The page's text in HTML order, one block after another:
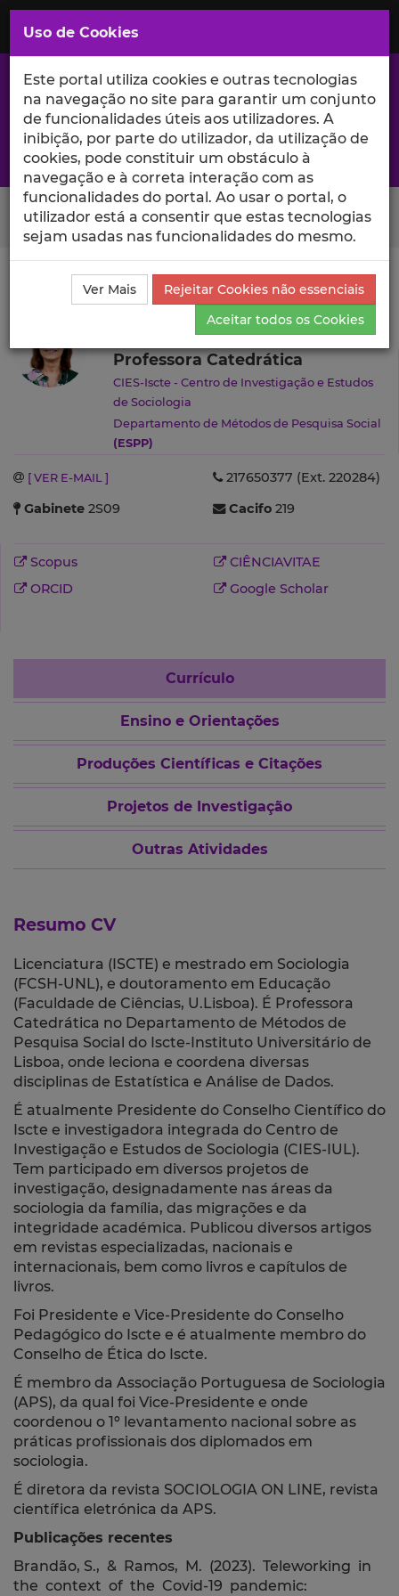
Saltar
para
Conteúdo
Principal
A excelência da investigação e ciência no Iscte
Search Button
Ciência_Iscte Autores Madalena Ramos Currículo
Madalena Ramos
Professora Catedrática
CIES-Iscte - Centro de Investigação e Estudos
de Sociologia
Departamento de Métodos de Pesquisa Social
(ESPP)
[ VER E-MAIL ]
217650377 (Ext. 220284)
Gabinete 2S09 Cacifo 219
Scopus
CIÊNCIAVITAE
ORCID
Google Scholar
Currículo
Ensino e Orientações
Produções Científicas e Citações
Projetos de Investigação
Outras Atividades
Resumo CV
Licenciatura (ISCTE) e mestrado em Sociologia
(FCSH-UNL), e doutoramento em Educação
(Faculdade de Ciências, U.Lisboa). É Professora
Catedrática no Departamento de Métodos de
Pesquisa Social do Iscte-Instituto Universitário de
Lisboa, onde leciona e coordena diversas
disciplinas de Estatística e Análise de Dados.
É atualmente Presidente do Conselho Científico do
Iscte e investigadora integrada do Centro de
Investigação e Estudos de Sociologia (CIES-IUL).
Tem participado em diversos projetos de
investigação, designadamente nas áreas da
sociologia da família, das migrações e da
integridade académica. Publicou diversos artigos
em revistas especializadas, nacionais e
internacionais, bem como livros e capítulos de
livros.
Foi Presidente e Vice-Presidente do Conselho
Pedagógico do Iscte e é atualmente membro do
Conselho de Ética do Iscte.
É membro da Associação Portuguesa de Sociologia
(APS), da qual foi Vice-Presidente e onde
coordenou o 1º levantamento nacional sobre as
práticas profissionais dos diplomados em
sociologia.
É diretora da revista SOCIOLOGIA ON LINE, revista
científica eletrónica da APS.
Publicações recentes
Brandão, S., & Ramos, M. (2023). Teleworking in
the context of the Covid-19 pandemic:
Uso de Cookies
Este portal utiliza cookies e outras tecnologias
na navegação no site para garantir um conjunto
de funcionalidades úteis aos utilizadores. A
inibição, por parte do utilizador, da utilização de
cookies, pode constituir um obstáculo à
navegação e à correta interação com as
funcionalidades do portal. Ao usar o portal, o
utilizador está a consentir que estas tecnologias
sejam usadas nas funcionalidades do mesmo.
Ver Mais
Rejeitar Cookies não essenciais
Aceitar todos os Cookies